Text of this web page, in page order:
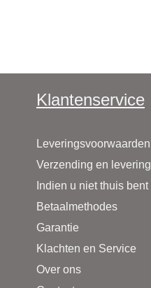
Klantenservice
Leveringsvoorwaarden
Verzending en levering
Indien u niet thuis bent
Betaalmethodes
Garantie
Klachten en Service
Over ons